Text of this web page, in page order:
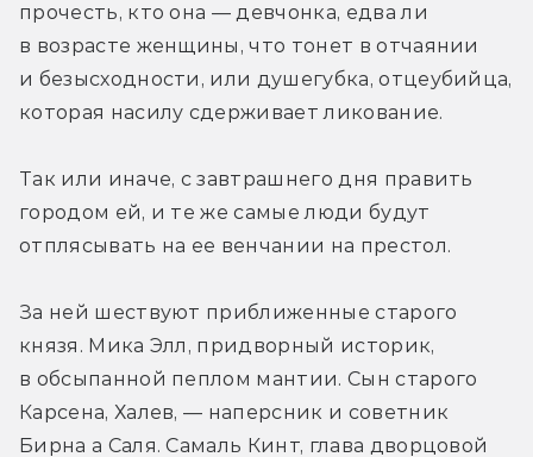
прочесть, кто она — девчонка, едва ли
в возрасте женщины, что тонет в отчаянии
и безысходности, или душегубка, отцеубийца,
которая насилу сдерживает ликование.
Так или иначе, с завтрашнего дня править
городом ей, и те же самые люди будут
отплясывать на ее венчании на престол.
За ней шествуют приближенные старого
князя. Мика Элл, придворный историк,
в обсыпанной пеплом мантии. Сын старого
Карсена, Халев, — наперсник и советник
Бирна а Саля. Самаль Кинт, глава дворцовой